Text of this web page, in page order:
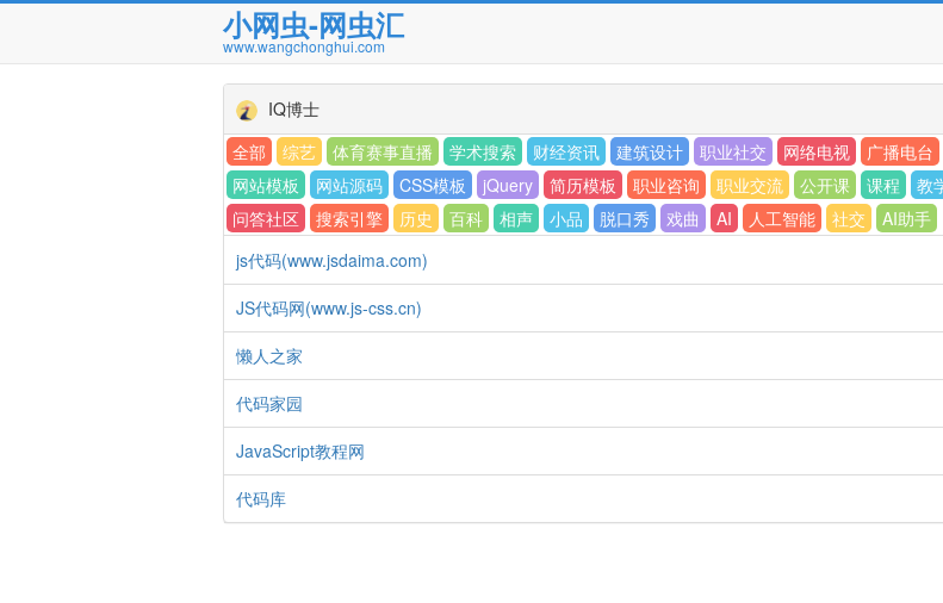
小网虫-网虫汇
www.wangchonghui.com
IQ博士
全部
综艺 体育赛事直播 学术搜索 财经资讯 建筑设计 职业社交 网络电视 广播电台
网站模板
网站源码 CSS模板 jQuery 简历模板 职业咨询 职业交流 公开课 课程 教
问答社区
搜索引擎 历史 百科 相声 小品 脱口秀 戏曲 AI 人工智能 社交
AI助手
js代码(www.jsdaima.com)
JS代码网(www.js-css.cn)
懒人之家
代码家园
JavaScript教程网
代码库